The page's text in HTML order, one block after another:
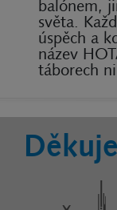
balónem,
světa.
úspěch a
název
táborech